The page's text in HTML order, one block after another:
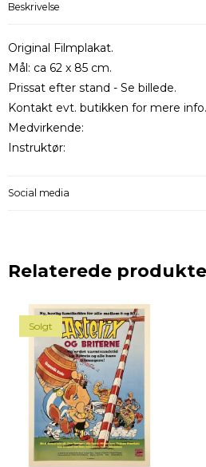
Beskrivelse
Original Filmplakat.
Mål: ca 62 x 85 cm.
Prissat efter stand - Se billede.
Kontakt evt. butikken for mere info.
Medvirkende:
Instruktør:
Social media
Relaterede
Solgt